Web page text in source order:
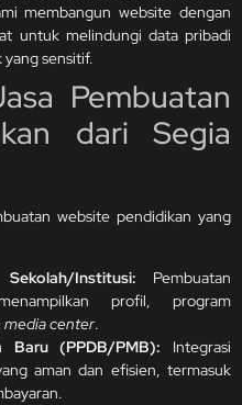
membangun website dengan
untuk melindungi data pribadi
yang sensitif.
Pembuatan
dari Segia
website pendidikan yang
Institusi: Pembuatan
profil, program
media center.
Baru (PPDB/PMB): Integrasi
aman dan efisien, termasuk